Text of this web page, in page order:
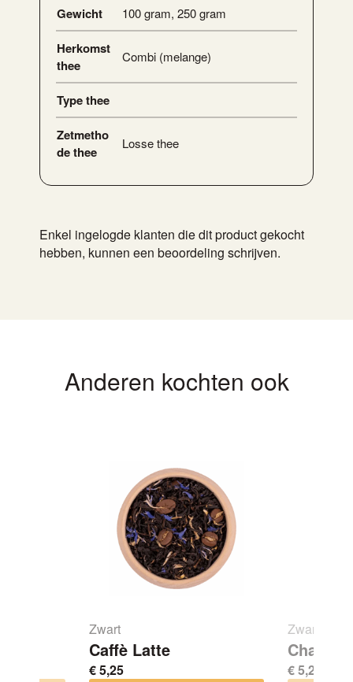
Enkel ingelogde klanten die dit product gekocht
hebben, kunnen een beoordeling schrijven.
Gewicht 100 gram, 250 gram
Herkomst
thee
Combi (melange)
Type thee
Zetmetho
de thee
Losse thee
Anderen kochten ook
Zwart
Caffè Latte
€5,25
Zwart
Chai-
€5,25